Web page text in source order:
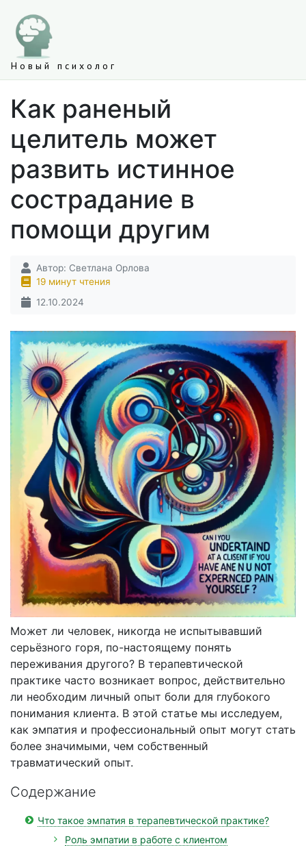
Новый психолог
Как раненый
целитель может
развить истинное
сострадание в
помощи другим
Автор: Светлана Орлова
19 минут чтения
12.10.2024
Может ли человек, никогда не испытывавший
серьёзного горя, по-настоящему понять
переживания другого? В терапевтической
практике часто возникает вопрос, действительно
ли необходим личный опыт боли для глубокого
понимания клиента. В этой статье мы исследуем,
как эмпатия и профессиональный опыт могут стать
более значимыми, чем собственный
травматический опыт.
Содержание
Что такое эмпатия в терапевтической практике?
Роль эмпатии в работе с клиентом